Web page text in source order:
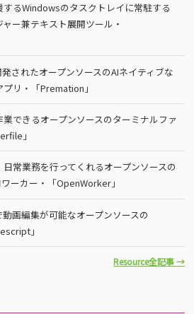
るWindowsのタスクトレイに常駐する
ー兼テキスト展開ツール・
されたオープンソースのAIネイティブな
リ・「Premation」
できるオープンソースのターミナルファ
」
常業務を行ってくれるオープンソースの
ーカー・「OpenWorker」
画編集が可能なオープンソースの
」
Resource全記事 →